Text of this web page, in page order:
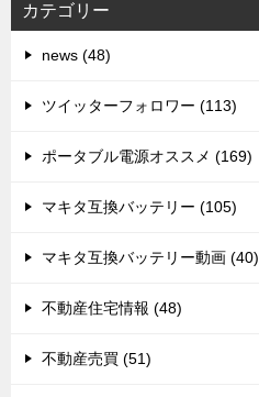
カテゴリー
news (48)
ツイッターフォロワー (113)
ポータブル電源オススメ (169)
マキタ互換バッテリー (105)
マキタ互換バッテリー動画 (40)
不動産住宅情報 (48)
不動産売買 (51)